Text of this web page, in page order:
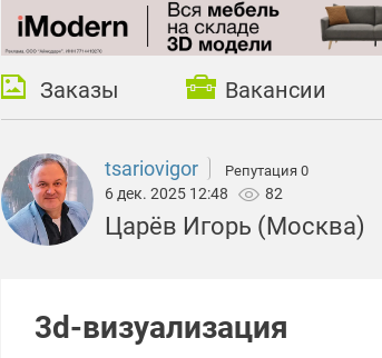
Заказы Вакансии
tsariovigor Репутация 0
6 дек. 2025 12:48 82
Царёв Игорь (Москва)
3d-визуализация